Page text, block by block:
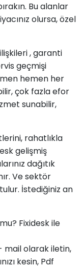
Bu alanlar
olursa, özel
, garanti
geçmişi
hemen her
çok fazla efor
sunabilir,
rahatlıkla
gelişmiş
dağıtık
Ve sektör
İstediğiniz an
Fixidesk ile
mail olarak iletin,
kesin, Pdf